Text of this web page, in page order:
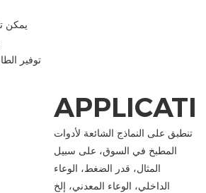
4. توفير
تنطبق على النماذج الشائعة لأدوات
المطبخ في السوق، على سبيل
المثال، قدر الضغط، الوعاء
الداخلي، الوعاء المعدني، إلخ